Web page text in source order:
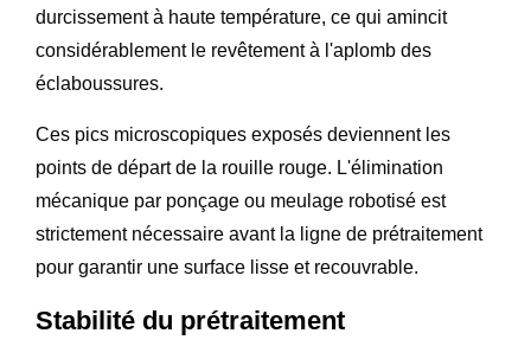
durcissement à haute température, ce qui amincit
considérablement le revêtement à l'aplomb des
éclaboussures.
Ces pics microscopiques exposés deviennent les
points de départ de la rouille rouge. L'élimination
mécanique par ponçage ou meulage robotisé est
strictement nécessaire avant la ligne de prétraitement
pour garantir une surface lisse et recouvrable.
Stabilité du prétraitement